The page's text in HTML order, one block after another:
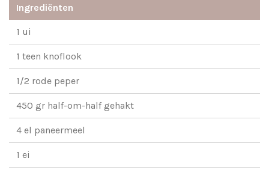
Ingrediënten
1 ui
1 teen knoflook
1/2 rode peper
450 gr half-om-half gehakt
4 el paneermeel
1 ei